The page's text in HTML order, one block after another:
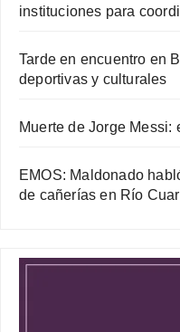
instituciones para
Tarde en encuentro en
deportivas y culturales
Muerte de Jorge
EMOS: Maldonado
de cañerías en Río